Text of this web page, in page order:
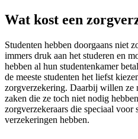
Wat kost een
Studenten hebben doorgaans niet
immers druk aan het studeren en
hebben al hun studentenkamer
de meeste studenten het liefst
zorgverzekering. Daarbij willen ze
zaken die ze toch niet nodig
zorgverzekeraars die speciaal voor
verzekeringen hebben.